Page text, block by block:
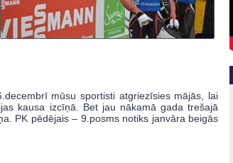
mūsu sportisti atgriezīsies mājās, lai
kausa izcīņā. Bet jau nākamā gada trešajā
PK pēdējais – 9.posms notiks janvāra beigās